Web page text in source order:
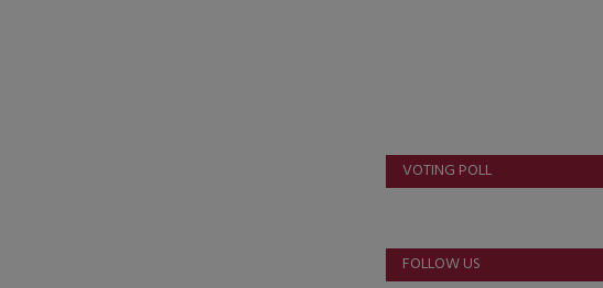
VOTING POLL
FOLLOW US